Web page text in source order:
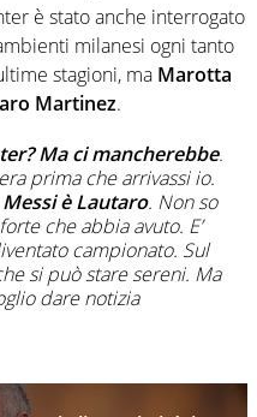
è stato anche interrogato
milanesi ogni tanto
stagioni, ma Marotta
Martinez.
Ma ci mancherebbe.
prima che arrivassi io.
è Lautaro. Non so
che abbia avuto. E’
campionato. Sul
si può stare sereni. Ma
dare notizia